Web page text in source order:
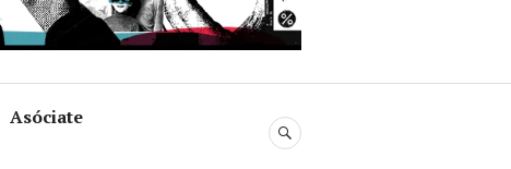
Asóciate
BUSCAR